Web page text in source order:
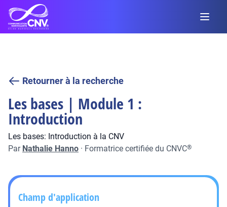
Retourner à la recherche
Les bases | Module 1 :
Introduction
Les bases: Introduction à la CNV
Par Nathalie Hanno · Formatrice certifiée du CNVC®
Champ d'application